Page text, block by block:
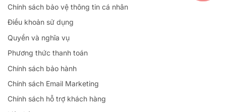
Chính sách bảo vệ thông tin cá nhân
Điều khoản sử dụng
Quyền và nghĩa vụ
Phương thức thanh toán
Chính sách bảo hành
Chính sách Email Marketing
Chính sách hỗ trợ khách hàng